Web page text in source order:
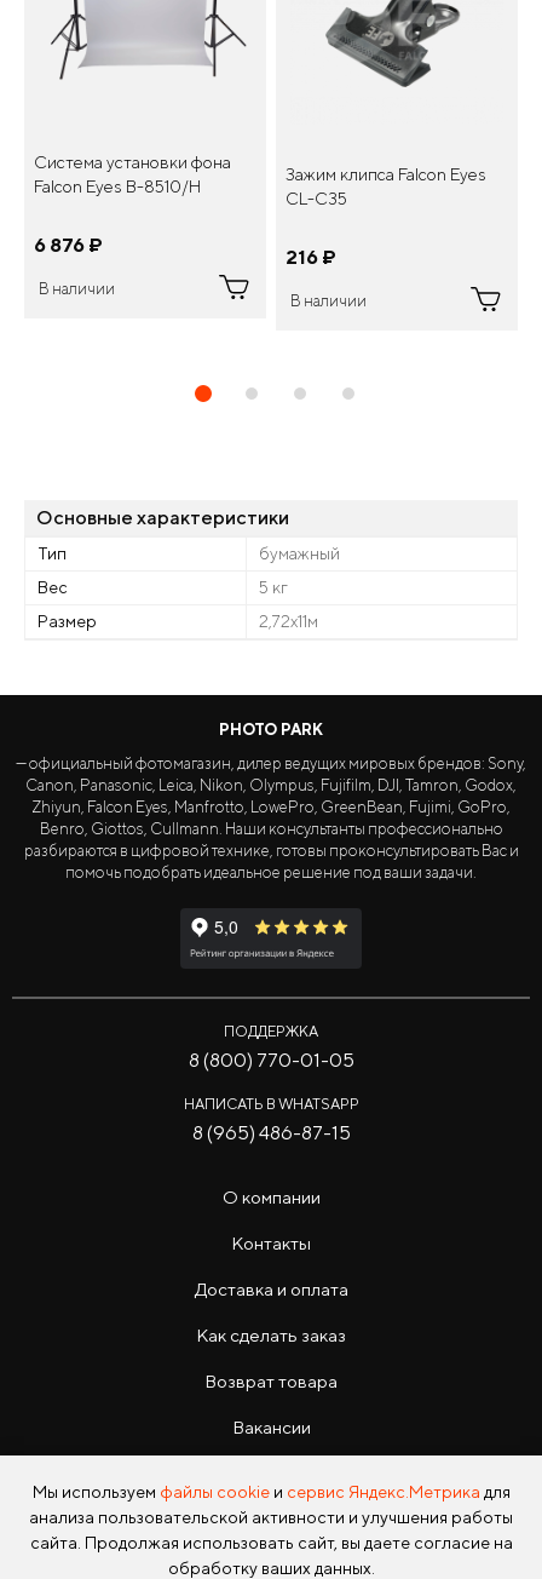
Система установки фона
Falcon Eyes В-8510/H
6 876 ¤
В наличии
Зажим клипса Falcon Eyes
CL-C35
216 ¤
В наличии
Основные характеристики
Тип
бумажный
Вес
5 кг
Размер
2,72x11м
PHOTO PARK
— официальный фотомагазин, дилер ведущих мировых брендов: Sony,
Canon, Panasonic, Leica, Nikon, Olympus, Fujifilm, DJI, Tamron, Godox,
Zhiyun, Falcon Eyes, Manfrotto, LowePro, GreenBean, Fujimi, GoPro,
Benro, Giottos, Cullmann. Наши консультанты профессионально
разбираются в цифровой технике, готовы проконсультировать Вас и
помочь подобрать идеальное решение под ваши задачи.
ПОДДЕРЖКА
8 (800) 770-01-05
НАПИСАТЬ В WHATSAPP
8 (965) 486-87-15
О компании
Контакты
Доставка и оплата
Как сделать заказ
Возврат товара
Вакансии
Мы используем файлы cookieи сервис Яндекс.Метрика для
анализа пользовательской активности и улучшения работы
сайта. Продолжая использовать сайт, вы даете согласие на
обработку ваших данных.